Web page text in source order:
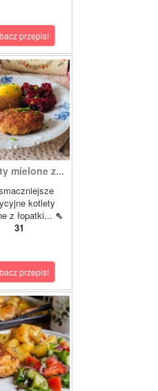
przepis!
mielone z...
kotlety
z łopatki... ⇖
31
przepis!